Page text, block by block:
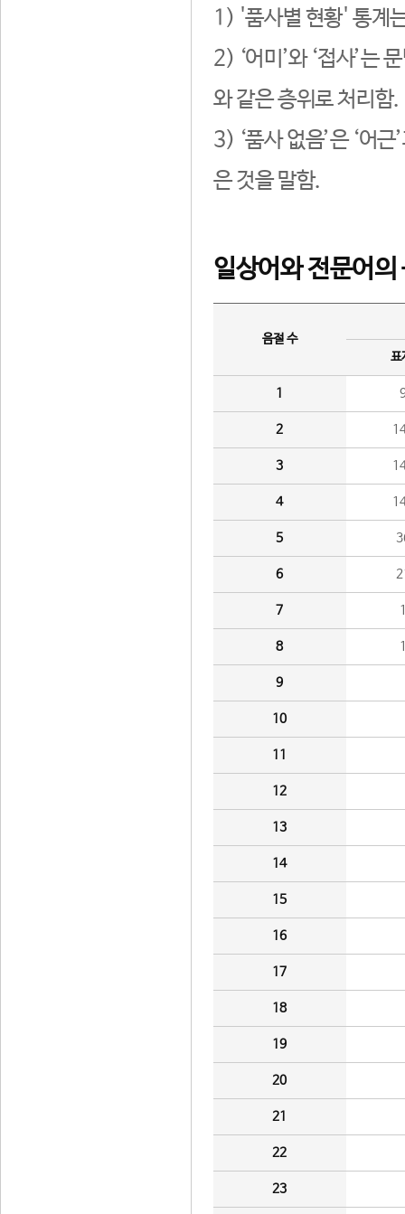
1) '품사별 현황' 통계
2) ‘어미’와 ‘접사’는
와 같은 층위로 처리함.
3) ‘품사 없음’은 ‘어
은 것을 말함.
일상어와 전문어의
음절 수
표
1
2
3
4
5
6
7
8
9
10
11
12
13
14
15
16
17
18
19
20
21
22
23